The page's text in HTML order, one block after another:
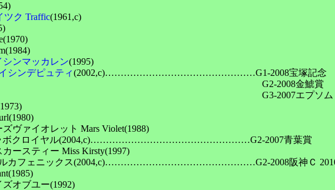
ツク Traffic(1961,c)
シンマッカレン(1995)
シンデピュティ(2002,c)…………………………………………G1-2008宝塚記念
　　　　　　　　　　　　　　　　　　　　　G2-2008金鯱賞
　　　　　　　　　　　　　　　　　　　　　G3-2007エプソム
レット Mars Violet(1988)
イヤル(2004,c)……………………………………………G2-2007青葉賞
ィー Miss Kirsty(1997)
ックス(2004,c)…………………………………………G2-2008阪神Ｃ 2010
ユー(1992)